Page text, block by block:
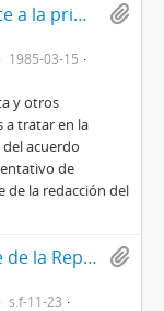
Anexo A correspondiente a la primera reunión del programa
1985-03-15
y otros
a tratar en la
acuerdo
de
de la redacción del
Anuncios del Presidente de la República en reunión con dirigentes gremiales
s.f-11-23